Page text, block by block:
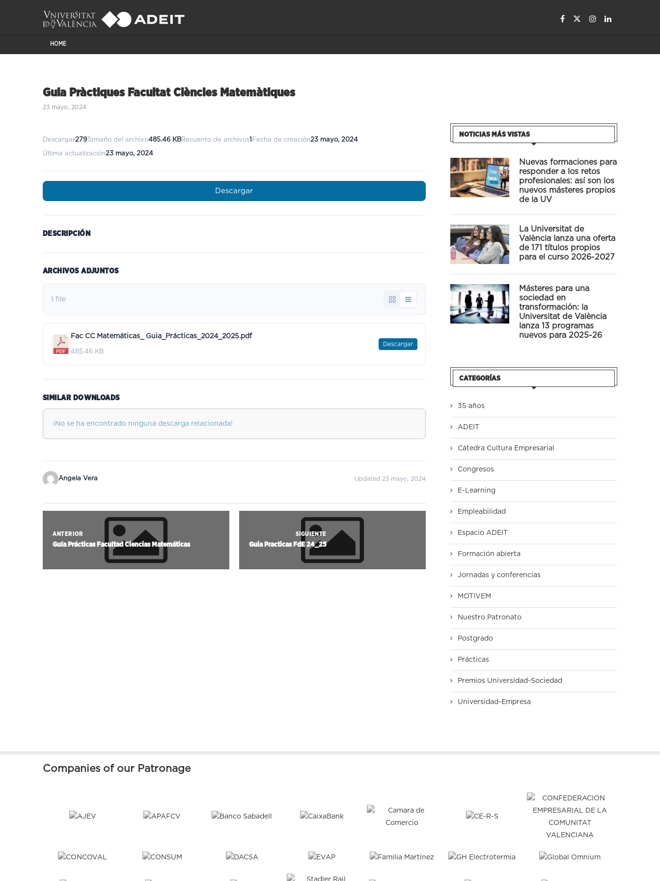
HOME
Guia Pràctiques Facultat Ciències Matemàtiques
23 mayo, 2024
Descargar279 Tamaño del archivo485.46 KBRecuento de archivos1 Fecha de creación23 mayo, 2024
Última actualización23 mayo, 2024
Descargar
DESCRIPCIÓN
ARCHIVOS ADJUNTOS
1 file
Fac CC Matemáticas_ Guia_Prácticas_2024_2025.pdf
485.46 KB
Descargar
SIMILAR DOWNLOADS
¡No se ha encontrado ninguna descarga relacionada!
Angela Vera Updated 23 mayo, 2024
ANTERIOR
Guía Prácticas Facultad Ciencias Matemáticas
SIGUIENTE
Guia Practicas FdE 24_25
NOTICIAS MÁS VISTAS
Nuevas formaciones para
responder a los retos
profesionales: así son los
nuevos másteres propios
de la UV
La Universitat de
València lanza una oferta
de 171 títulos propios
para el curso 2026-2027
Másteres para una
sociedad en
transformación: la
Universitat de València
lanza 13 programas
nuevos para 2025-26
CATEGORÍAS
35 años
ADEIT
Cátedra Cultura Empresarial
Congresos
E-Learning
Empleabilidad
Espacio ADEIT
Formación abierta
Jornadas y conferencias
MOTIVEM
Nuestro Patronato
Postgrado
Prácticas
Premios Universidad-Sociedad
Universidad-Empresa
Companies of our Patronage